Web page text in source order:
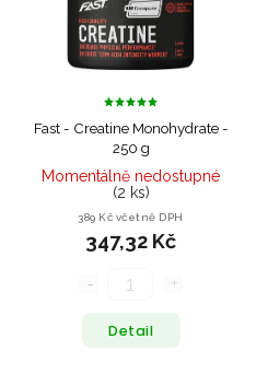
Fast - Creatine Monohydrate -
250 g
Momentálně nedostupné
(2 ks)
389 Kč včetně DPH
347,32 Kč
Detail